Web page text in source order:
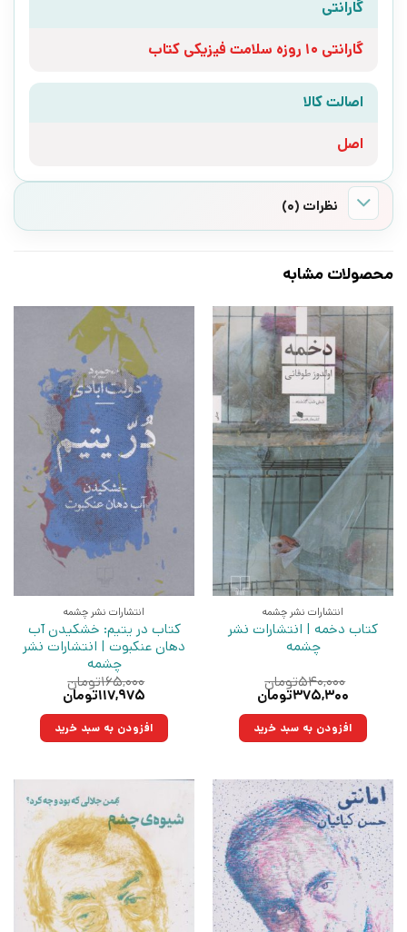
گارانتی
گارانتی 10 روزه سلامت فیزیکی کتاب
اصالت کالا
اصل
نظرات (0)
محصولات مشابه
انتشارات نشر چشمه
کتاب دخمه | انتشارات نشر
چشمه
۵۴۰,۰۰۰تومان
قیمت
۵۴۰,۰۰۰تومان
بود.
۳۷۵,۳۰۰تومان
۳۷۵,۳۰۰تومان.افزودن به سبد خرید
انتشارات نشر چشمه
کتاب در یتیم: خشکیدن آب
دهان عنکبوت | انتشارات نشر
چشمه
۱۶۵,۰۰۰تومان
قیمت
۱۶۵,۰۰۰تومان
بود.
۱۱۷,۹۷۵تومان
۱۱۷,۹۷۵تومان.افزودن به سبد خرید